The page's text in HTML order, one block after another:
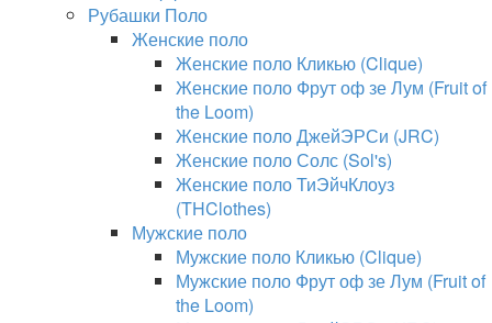
Рубашки Поло
Женские поло
Женские поло Кликью (Clique)
Женские поло Фрут оф зе Лум (Fruit of
the Loom)
Женские поло ДжейЭРСи (JRC)
Женские поло Солс (Sol's)
Женские поло ТиЭйчКлоуз
(THClothes)
Мужские поло
Мужские поло Кликью (Clique)
Мужские поло Фрут оф зе Лум (Fruit of
the Loom)